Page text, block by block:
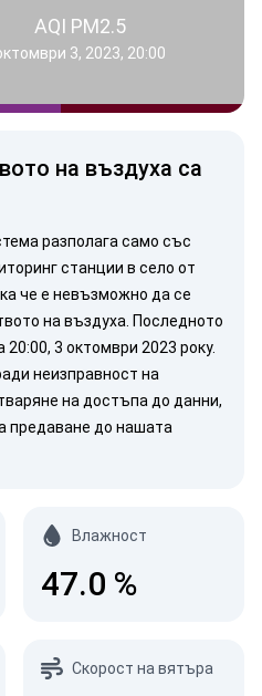
AQI PM2.5
3, 2023, 20:00
на въздуха са
разполага само със
станции в село от
че е невъзможно да се
на въздуха. Последното
3 октомври 2023 року.
неизправност на
на достъпа до данни,
предаване до нашата
Влажност
47.0 %
Скорост на вятъра